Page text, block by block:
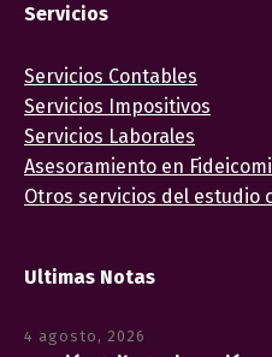
Servicios
Servicios Contables
Servicios Impositivos
Servicios Laborales
Asesoramiento en
Otros servicios del estudio
Ultimas Notas
4 agosto, 2026